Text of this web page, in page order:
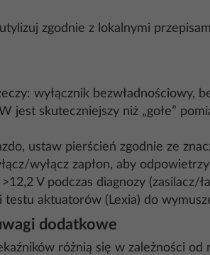
zgodnie z lokalnymi
wyłącznik bezwładnościowy,
jest skuteczniejszy niż „gołe”
ustaw pierścień zgodnie ze
wyłącz zapłon, aby
V podczas diagnozy (zasilacz/
aktuatorów (Lexia) do
dodatkowe
różnią się w zależności